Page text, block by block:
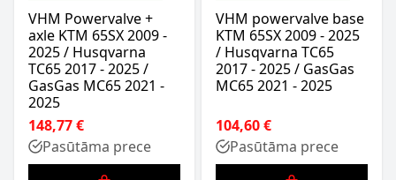
VHM Powervalve +
axle KTM 65SX 2009 -
2025 / Husqvarna
TC65 2017 - 2025 /
GasGas MC65 2021 -
2025
148,77 €
Pasūtāma prece
VHM powervalve base
KTM 65SX 2009 - 2025
/ Husqvarna TC65
2017 - 2025 / GasGas
MC65 2021 - 2025
104,60 €
Pasūtāma prece